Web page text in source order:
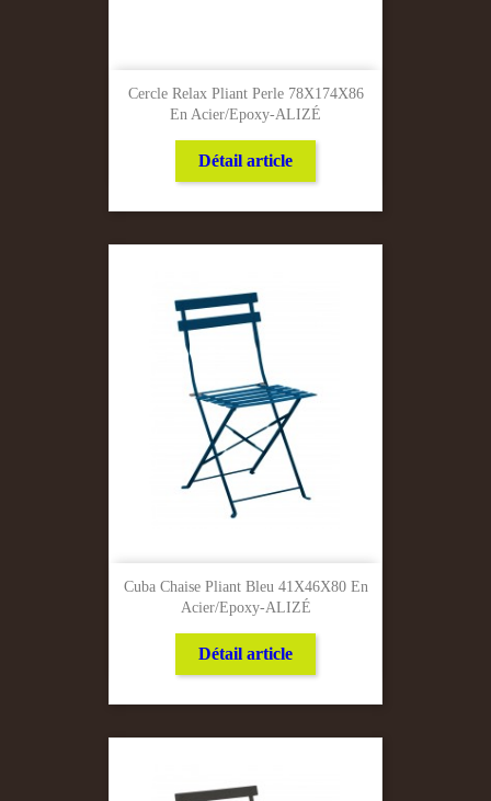
Cercle Relax Pliant Perle 78X174X86
En Acier/Epoxy-ALIZÉ
Détail article
Cuba Chaise Pliant Bleu 41X46X80 En
Acier/Epoxy-ALIZÉ
Détail article